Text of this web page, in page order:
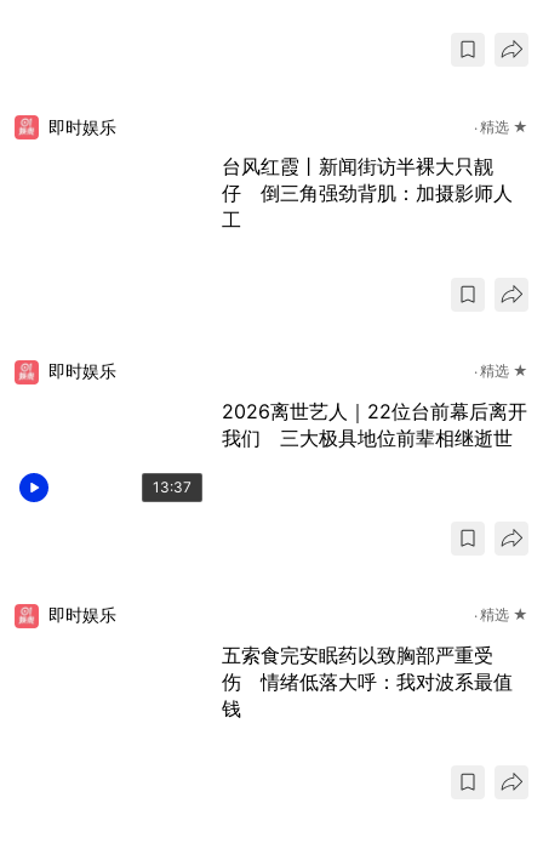
即时娱乐 精选 ★
台风红霞丨新闻街访半裸大只靓
仔 倒三角强劲背肌：加摄影师人
工
13:37
即时娱乐 精选 ★
2026离世艺人｜22位台前幕后离开
我们 三大极具地位前辈相继逝世
即时娱乐 精选 ★
五索食完安眠药以致胸部严重受
伤 情绪低落大呼：我对波系最值
钱